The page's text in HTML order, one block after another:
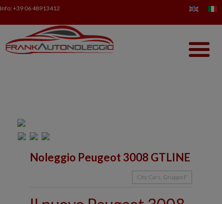
Info: +39 06 48913412
Noleggio Peugeot 3008 GTLINE
City Cars, Gruppo F